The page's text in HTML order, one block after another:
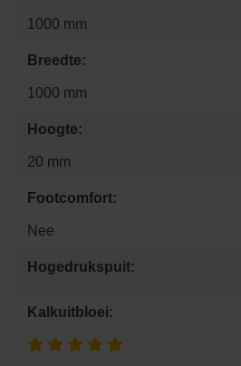
1000 mm
Breedte:
1000 mm
Hoogte:
20 mm
Footcomfort:
Nee
Hogedrukspuit:
Kalkuitbloei: